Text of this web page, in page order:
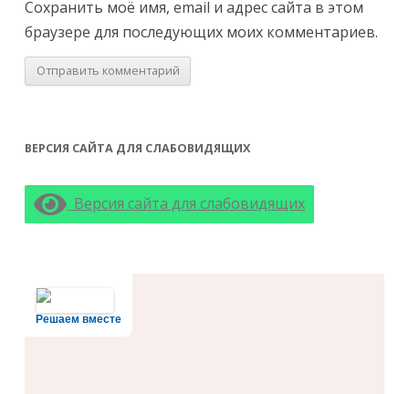
Сохранить моё имя, email и адрес сайта в этом
браузере для последующих моих комментариев.
ВЕРСИЯ САЙТА ДЛЯ СЛАБОВИДЯЩИХ
Версия сайта для слабовидящих
Решаем вместе